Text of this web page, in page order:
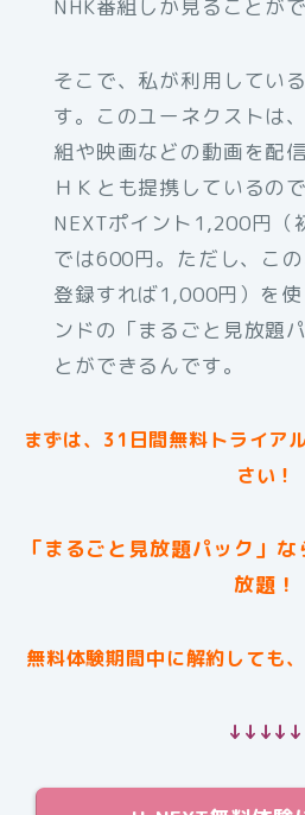
NHK番組しか見ることが
そこで、私が利用してい
す。このユーネクストは
組や映画などの動画を配
ＨＫとも提携しているの
NEXTポイント1,200円（
では600円。ただし、こ
登録すれば1,000円）を
ンドの「まるごと見放題
とができるんです。
まずは、31日間無料トライア
さい！
「まるごと見放題パック」
放題！
無料体験期間中に解約しても
↓↓↓↓↓